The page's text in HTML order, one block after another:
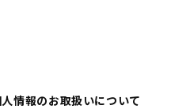
情報のお取扱いについて